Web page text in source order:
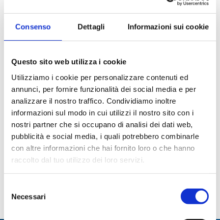
Consenso Dettagli Informazioni sui cookie
Questo sito web utilizza i cookie
Utilizziamo i cookie per personalizzare contenuti ed
annunci, per fornire funzionalità dei social media e per
analizzare il nostro traffico. Condividiamo inoltre
informazioni sul modo in cui utilizzi il nostro sito con i
nostri partner che si occupano di analisi dei dati web,
pubblicità e social media, i quali potrebbero combinarle
con altre informazioni che hai fornito loro o che hanno
raccolto dal tuo utilizzo dei loro servizi.
delNecessari
TECHNICON®, BECKMAN®
PORTACAMPIONE PER
Vetri da orologio in
polipropilene
Vetri da orologio in PTFE
Paginazione